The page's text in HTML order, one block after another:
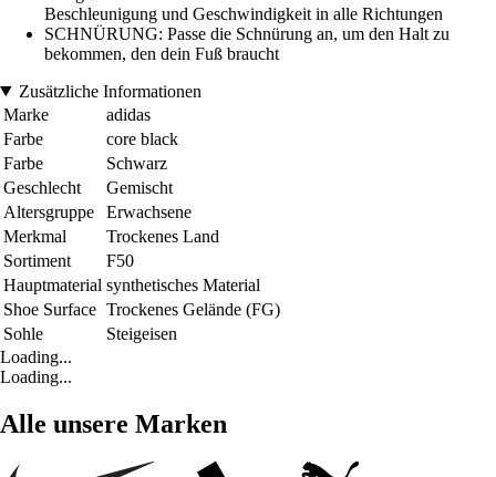
Beschleunigung und Geschwindigkeit in alle Richtungen
SCHNÜRUNG: Passe die Schnürung an, um den Halt zu
bekommen, den dein Fuß braucht
Zusätzliche Informationen
Marke
adidas
Farbe
core black
Farbe
Schwarz
Geschlecht
Gemischt
Altersgruppe
Erwachsene
Merkmal
Trockenes Land
Sortiment
F50
Hauptmaterial synthetisches Material
Shoe Surface Trockenes Gelände (FG)
Sohle
Steigeisen
Loading...
Loading...
Alle unsere Marken